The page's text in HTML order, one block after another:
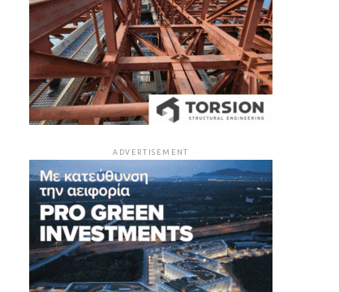
ADVERTISEMENT